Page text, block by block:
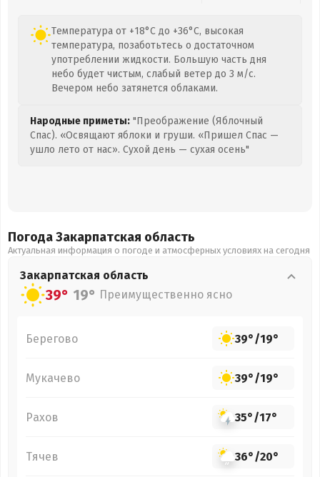
Температура от +18°C до +36°C, высокая
температура, позаботьтесь о достаточном
употреблении жидкости. Большую часть дня
небо будет чистым, слабый ветер до 3 м/с.
Вечером небо затянется облаками.
Народные приметы: "Преображение (Яблочный
Спас). «Освящают яблоки и груши. «Пришел Спас —
ушло лето от нас». Сухой день — сухая осень"
Погода Закарпатская область
Актуальная информация о погоде и атмосферных условиях на сегодня
Закарпатская область
39° 19° Преимущественно ясно
Берегово 39°/19°
Мукачево 39°/19°
Рахов 35°/17°
Тячев 36°/20°